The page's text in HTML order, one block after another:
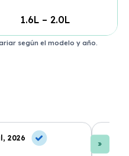
1.6L – 2.0L
según el modelo y año.
2026